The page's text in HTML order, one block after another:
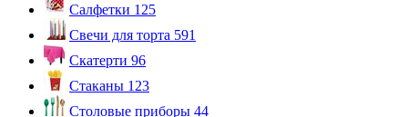
Салфетки 125
Свечи для торта 591
Скатерти 96
Стаканы 123
Столовые приборы 44